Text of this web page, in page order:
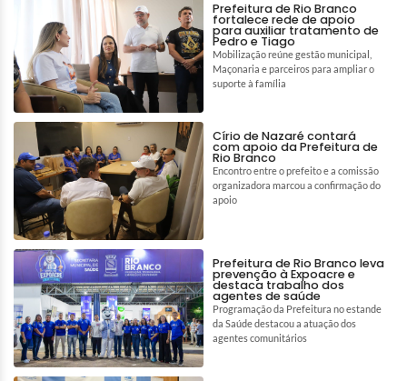
Prefeitura de Rio Branco
fortalece rede de apoio
para auxiliar tratamento de
Pedro e Tiago
Mobilização reúne gestão municipal,
Maçonaria e parceiros para ampliar o
suporte à família
Círio de Nazaré contará
com apoio da Prefeitura de
Rio Branco
Encontro entre o prefeito e a comissão
organizadora marcou a confirmação do
apoio
Prefeitura de Rio Branco leva
prevenção à Expoacre e
destaca trabalho dos
agentes de saúde
Programação da Prefeitura no estande
da Saúde destacou a atuação dos
agentes comunitários